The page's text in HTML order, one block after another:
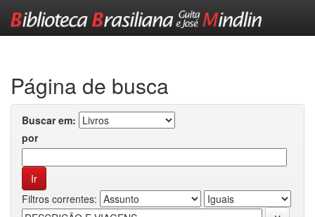
Página de busca
Buscar em:
por
Filtros correntes: